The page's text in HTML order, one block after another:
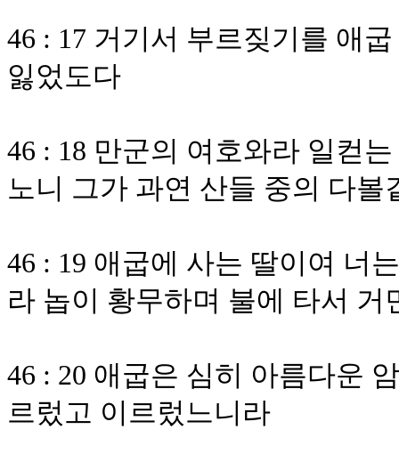
46 : 17 거기서 부르짖기를 애
잃었도다
46 : 18 만군의 여호와라 일컫
노니 그가 과연 산들 중의 다
46 : 19 애굽에 사는 딸이여 너
라 놉이 황무하며 불에 타서 거
46 : 20 애굽은 심히 아름다운
르렀고 이르렀느니라